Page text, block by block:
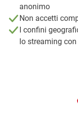
anonimo
Non accetti
I confini
lo streaming